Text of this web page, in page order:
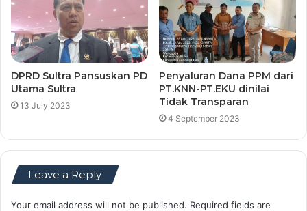
DPRD Sultra Pansuskan PD
Utama Sultra
13 July 2023
Penyaluran Dana PPM dari
PT.KNN-PT.EKU dinilai
Tidak Transparan
4 September 2023
Leave a Reply
Your email address will not be published. Required fields are